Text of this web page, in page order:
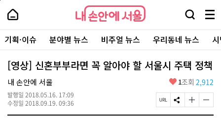
본
로
가
기
내
손
안
에
서
울
-
서
울
시
대
표
소
내
손
에
서
울
검
창
열
기
메
뉴
전
체
보
기
주
요
서
기획·이슈 분야별 뉴스 비주얼 뉴스 우리동네 뉴스
[영상] 신혼부부라면 꼭 알아야 할 서울시 주택 정책
내 손안에 서울
발행일 2018.05.16. 17:09
수정일 2018.09.19. 09:36
좋
요
1조회 2,912
페
이
S
N
글
자
글
자
페
상
단
으
로